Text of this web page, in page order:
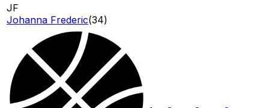
JF
Johanna Frederic(34)